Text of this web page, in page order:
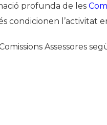
profunda de les
condicionen l’activitat
Assessores